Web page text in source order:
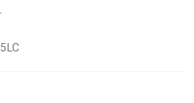
Ø22 LED 24Vac/dc cam số